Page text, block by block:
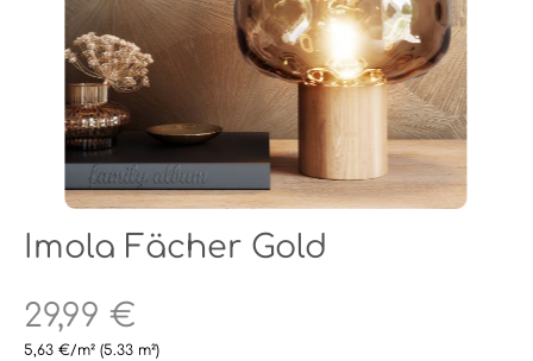
Imola Fächer Gold
29,99 €
5,63 €/m² (5.33 m²)